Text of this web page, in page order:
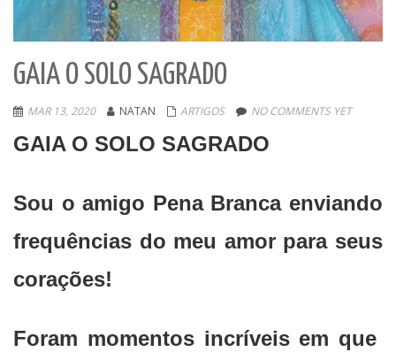
GAIA O SOLO SAGRADO
MAR 13, 2020 NATAN ARTIGOS NO COMMENTS YET
GAIA O SOLO SAGRADO
Sou o amigo Pena Branca enviando
frequências do meu amor para seus
corações!
Foram momentos incríveis em que